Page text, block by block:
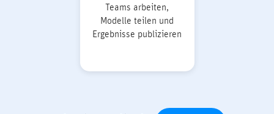
Teams arbeiten,
Modelle teilen und
Ergebnisse publizieren